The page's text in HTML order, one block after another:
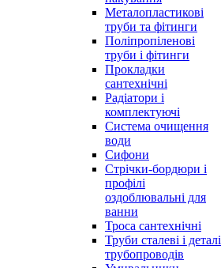
Металопластикові
труби та фітинги
Поліпропіленові
труби і фітинги
Прокладки
сантехнічні
Радіатори і
комплектуючі
Система очищення
води
Сифони
Стрічки-бордюри і
профілі
оздоблювальні для
ванни
Троса сантехнічні
Труби сталеві і деталі
трубопроводів